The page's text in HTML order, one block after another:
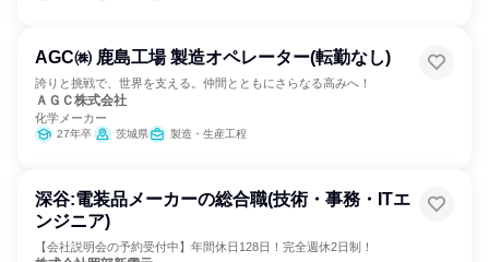
AGC㈱ 鹿島工場 製造オペレーター(転勤なし)
誇りと挑戦で、世界を支える。仲間とともにさらなる高みへ！
ＡＧＣ株式会社
化学メーカー
27年卒 茨城県 製造・生産工程
深谷:電装品メーカーの総合職(技術・事務・ITエ
ンジニア)
【会社説明会の予約受付中】年間休日128日！完全週休2日制！